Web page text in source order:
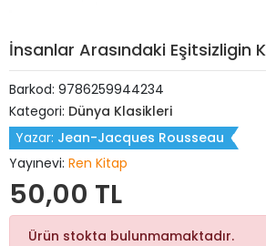
İnsanlar Arasındaki Eşitsizligin
Barkod: 9786259944234
Kategori: Dünya Klasikleri
Yazar: Jean-Jacques Rousseau
Yayınevi: Ren Kitap
50,00 TL
Ürün stokta bulunmamaktadır.